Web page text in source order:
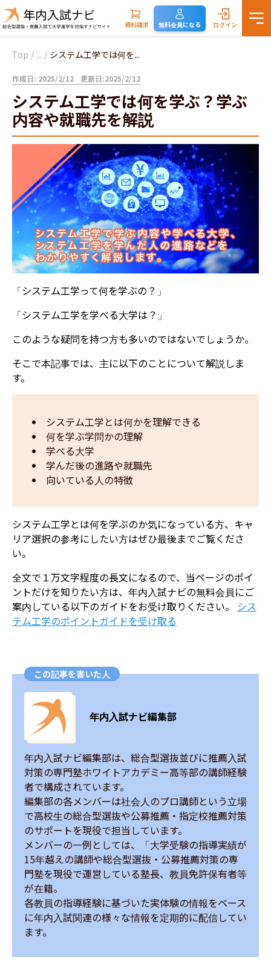
資料請求 無料会員になる ログイン
Top / ... / システム工学では何を...
作成日: 2025/2/12 更新日:2025/2/12
システム工学では何を学ぶ？学ぶ
内容や就職先を解説
「システム工学って何を学ぶの？」
「システム工学を学べる大学は？」
このような疑問を持つ方も多いのではないでしょうか。
そこで本記事では、主に以下のことについて解説しま
す。
システム工学とは何かを理解できる
何を学ぶ学問かの理解
学べる大学
学んだ後の進路や就職先
向いている人の特徴
システム工学とは何を学ぶのか気になっている方、キャ
リア選択の参考にしたい方はぜひ最後までご覧くださ
い。
全文で１万文字程度の長文になるので、当ページのポイ
ントだけを知りたい方は、年内入試ナビの無料会員にご
案内している以下のガイドをお受け取りください。
​シス
テム工学のポイントガイドを受け取る
この記事を書いた人
年内入試ナビ編集部
年内入試ナビ編集部は、総合型選抜並びに推薦入試
対策の専門塾ホワイトアカデミー高等部の講師経験
者で構成されています。
編集部の各メンバーは社会人のプロ講師という立場
で高校生の総合型選抜や公募推薦・指定校推薦対策
のサポートを現役で担当しています。
メンバーの一例としては、「大学受験の指導実績が
15年越えの講師や総合型選抜・公募推薦対策の専
門塾を現役で運営している塾長、教員免許保有者等
が在籍。
各教員の指導経験に基づいた実体験の情報をベース
に年内入試関連の様々な情報を定期的に配信してい
ます。